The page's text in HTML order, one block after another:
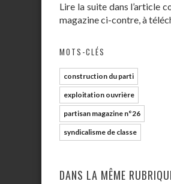
Lire la suite dans l’article
magazine ci-contre, à
MOTS-CLÉS
construction du parti
exploitation ouvrière
partisan magazine n°26
syndicalisme de classe
DANS LA MÊME